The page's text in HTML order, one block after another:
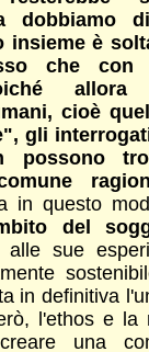
insieme è
che con
allora
cioè
gli
possono
in questo
del
alle sue
in definitiva
l'ethos e la
una